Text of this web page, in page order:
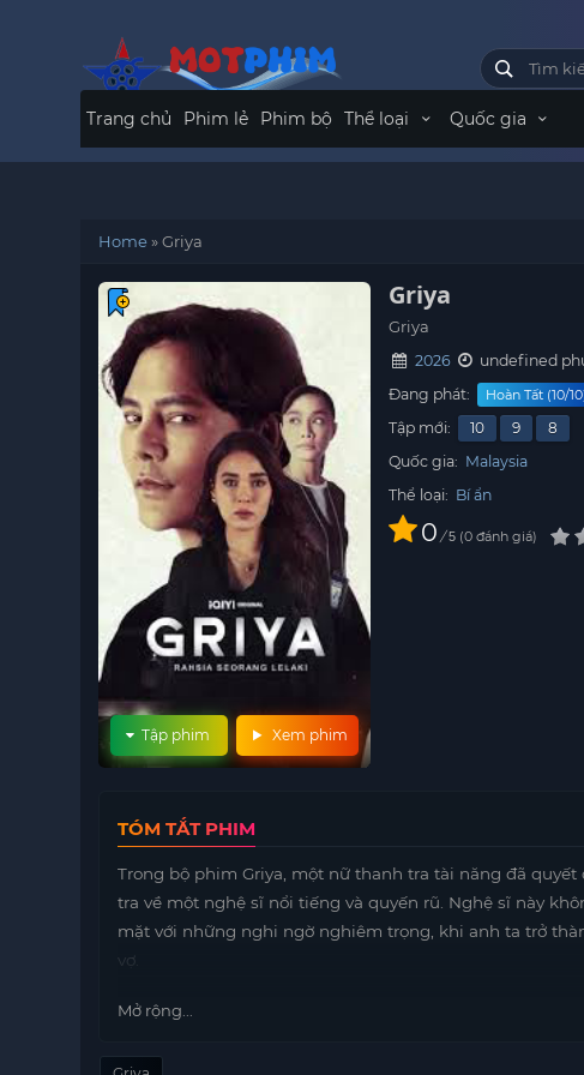
Trang chủ Phim lẻ Phim bộ Thể loại Quốc gia
Home»Griya
Xem phim
Tập phim
Griya
Griya
2026
undefined
Đang phát:
Hoàn Tất (10/
Tập mới: 10 9
8
Quốc gia: Malaysia
Thể loại: Bí ẩn
0 / 5 0 đánh giá
TÓM TẮT PHIM
Trong bộ phim Griya, một nữ thanh tra tài năng đã
tra về một nghệ sĩ nổi tiếng và quyến rũ. Nghệ sĩ này
mặt với những nghi ngờ nghiêm trọng, khi anh ta trở
vợ.
Câu chuyện diễn ra giữa những tình tiết căng thẳng và
nghệ sĩ, mà còn phải đối mặt với những áp lực từ xã hội
Mở rộng...